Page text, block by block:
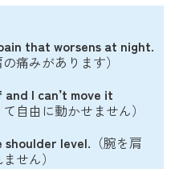
that worsens at night.
痛みがあります）
I can’t move it
自由に動かせません）
shoulder level. （腕を肩
せん）